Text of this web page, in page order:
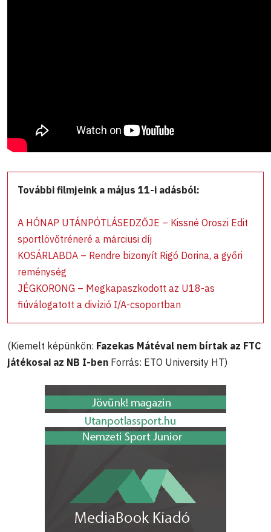
További filmjeink a május 11-i adásból:
A HÓNAP UTÁNPÓTLÁSEDZŐJE – Kissné Oroszi Edit
sportlövőtréneré a márciusi díj
KOSÁRLABDA – Rendre bizonyít Rigó Dorina, a győri
reménység
JÉGKORONG – Megkapaszkodott az U18-as
fiúválogatott a divízió I/A-csoportban
(Kiemelt képünkön: Fazekas Mátéval nem bírtak az FTC
játékosai az NB I-ben Forrás: ETO University HT)